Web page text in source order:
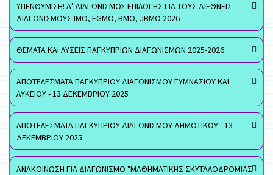
ΥΠΕΝΘΥΜΙΣΗ! Α' ΔΙΑΓΩΝΙΣΜΟΣ ΕΠΙΛΟΓΗΣ ΓΙΑ ΤΟΥΣ ΔΙΕΘΝΕΙΣ
ΔΙΑΓΩΝΙΣΜΟΥΣ ΙΜΟ, EGMO, ΒΜΟ, JBMO 2026
ΘΕΜΑΤΑ ΚΑΙ ΛΥΣΕΙΣ ΠΑΓΚΥΠΡΙΩΝ ΔΙΑΓΩΝΙΣΜΩΝ 2025-2026
ΑΠΟΤΕΛΕΣΜΑΤΑ ΠΑΓΚΥΠΡΙΟΥ ΔΙΑΓΩΝΙΣΜΟΥ ΓΥΜΝΑΣΙΟΥ ΚΑΙ
ΛΥΚΕΙΟΥ - 13 ΔΕΚΕΜΒΡΙΟΥ 2025
ΑΠΟΤΕΛΕΣΜΑΤΑ ΠΑΓΚΥΠΡΙΟΥ ΔΙΑΓΩΝΙΣΜΟΥ ΔΗΜΟΤΙΚΟΥ - 13
ΔΕΚΕΜΒΡΙΟΥ 2025
ΑΝΑΚΟΙΝΩΣΗ ΓΙΑ ΔΙΑΓΩΝΙΣΜΟ "ΜΑΘΗΜΑΤΙΚΗΣ ΣΚΥΤΑΛΟΔΡΟΜΙΑΣ